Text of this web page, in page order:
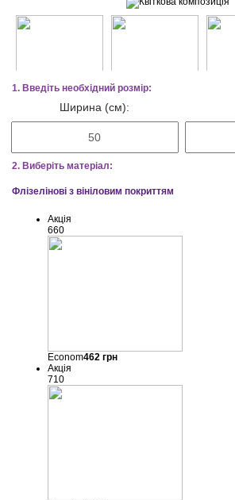
1. Введіть необхідний розмір:
Ширина (см):
2. Виберіть матеріал:
Флізелінові з вініловим покриттям
Акція
660
Econom462грн
Акція
710